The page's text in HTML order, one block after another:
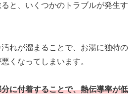
と、いくつかのトラブルが発生す
れが溜まることで、お湯に独特の
くなってしまいます。
に付着することで、熱伝導率が低